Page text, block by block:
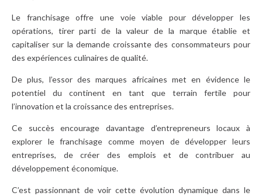
Le franchisage offre une voie viable pour développer les
opérations, tirer parti de la valeur de la marque établie et
capitaliser sur la demande croissante des consommateurs pour
des expériences culinaires de qualité.
De plus, l’essor des marques africaines met en évidence le
potentiel du continent en tant que terrain fertile pour
l’innovation et la croissance des entreprises.
Ce succès encourage davantage d’entrepreneurs locaux à
explorer le franchisage comme moyen de développer leurs
entreprises, de créer des emplois et de contribuer au
développement économique.
C’est passionnant de voir cette évolution dynamique dans le